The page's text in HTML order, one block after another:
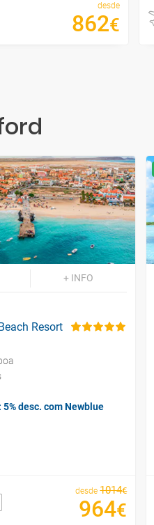
desde
862€
+ INFO
Resort
desc. com Newblue
desde 1014€
964€